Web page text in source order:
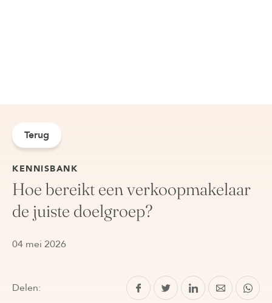
Terug
KENNISBANK
Hoe bereikt een verkoopmakelaar
de juiste doelgroep?
04 mei 2026
Delen: